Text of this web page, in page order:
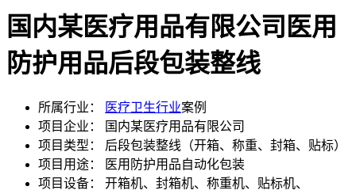
国内某医疗用品有限公司医用
防护用品后段包装整线
所属行业： 医疗卫生行业案例
项目企业：
国内某医疗用品有限公司
项目类型： 后段包装整线（开箱、称重、封箱、贴标）
项目用途：
医用防护用品自动化包装
项目设备： 开箱机、封箱机、称重机、贴标机、